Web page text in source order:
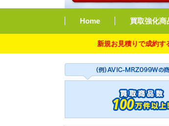
Home 買取強化商
新規お見積りで成約すると